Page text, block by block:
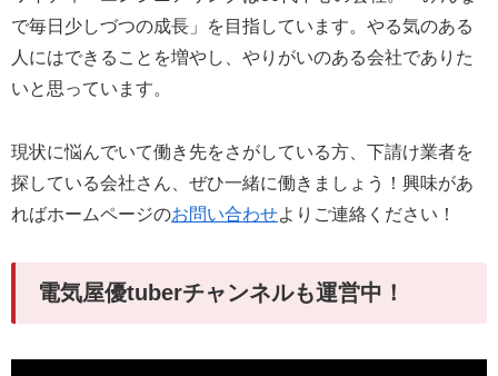
で毎日少しづつの成長」を目指しています。やる気のある
人にはできることを増やし、やりがいのある会社でありた
いと思っています。
現状に悩んでいて働き先をさがしている方、下請け業者を
探している会社さん、ぜひ一緒に働きましょう！興味があ
ればホームページのお問い合わせよりご連絡ください！
電気屋優tuberチャンネルも運営中！